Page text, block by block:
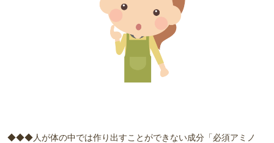
◆◆◆人が体の中では作り出すことができない成分「必須アミノ